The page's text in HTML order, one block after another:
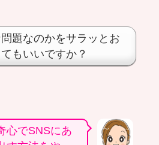
題なのかをサラッとお
もいいですか？
心でSNSにあ